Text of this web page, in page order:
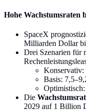
Hohe Wachstumsraten
SpaceX
Milliarden Dollar
Drei Szenarien für
Basis:
Die
2029 auf 1 Billion